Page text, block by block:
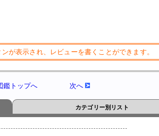
が表示され、レビューを書くことができます。
鑑トップへ 次へ
カテゴリー別リスト